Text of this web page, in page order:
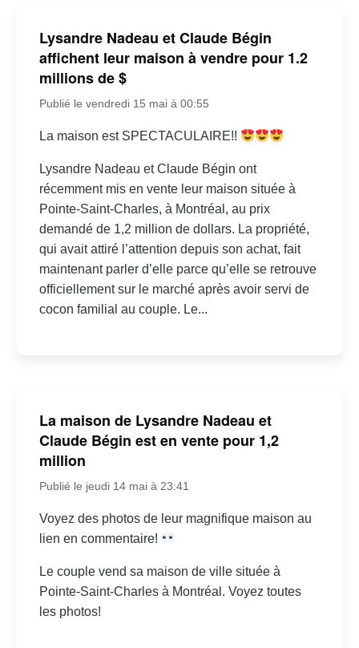
Lysandre Nadeau et Claude Bégin
affichent leur maison à vendre pour 1.2
millions de $
Publié le vendredi 15 mai à 00:55
La maison est SPECTACULAIRE!!
Lysandre Nadeau et Claude Bégin ont
récemment mis en vente leur maison située à
Pointe-Saint-Charles, à Montréal, au prix
demandé de 1,2 million de dollars. La propriété,
qui avait attiré l’attention depuis son achat, fait
maintenant parler d’elle parce qu’elle se retrouve
officiellement sur le marché après avoir servi de
cocon familial au couple. Le...
La maison de Lysandre Nadeau et
Claude Bégin est en vente pour 1,2
million
Publié le jeudi 14 mai à 23:41
Voyez des photos de leur magnifique maison au
lien en commentaire!
Le couple vend sa maison de ville située à
Pointe-Saint-Charles à Montréal. Voyez toutes
les photos!